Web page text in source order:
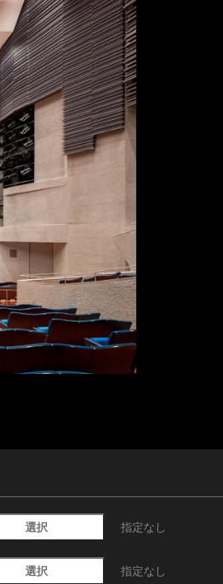
選択 指定なし
選択 指定なし